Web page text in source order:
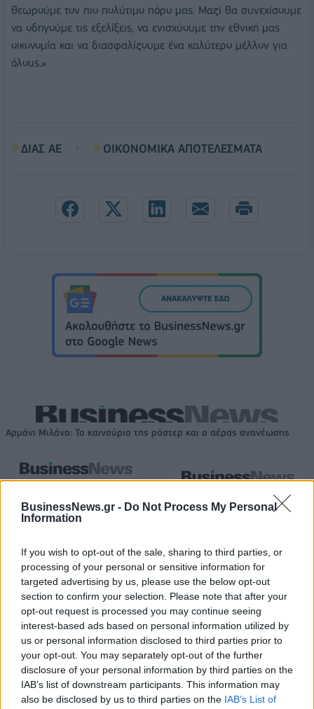
BusinessNews.gr - Do Not Process My Personal
Information
If you wish to opt-out of the sale, sharing to third parties, or
processing of your personal or sensitive information for
targeted advertising by us, please use the below opt-out
section to confirm your selection. Please note that after your
opt-out request is processed you may continue seeing
interest-based ads based on personal information utilized by
us or personal information disclosed to third parties prior to
your opt-out. You may separately opt-out of the further
disclosure of your personal information by third parties on the
IAB’s list of downstream participants. This information may
also be disclosed by us to third parties on the IAB’s List of
θεωρούμε τον πιο πολύτιμο πόρο μας. Μαζί θα συνεχίσουμε
να οδηγούμε τις εξελίξεις, να ενισχύουμε την εθνική μας
οικονομία και να διασφαλίζουμε ένα καλύτερο μέλλον για
όλους.»
ΔΙΑΣ ΑΕ ΟΙΚΟΝΟΜΙΚΑ ΑΠΟΤΕΛΕΣΜΑΤΑ
Αρμάνι Μιλάνο: Το καινούριο της ρόστερ και ο αέρας ανανέωσης
πριν από τον ημιτελικό με τη
Νορβηγία
Όμιλος ΔΕΗ: Νέα συμφωνία για
χαρτοφυλάκιο έργων ΑΠΕ άνω
Fourlis: Συμφωνία για την πώληση συμμετοχής στο Sofia South Ring
Mall έναντι 49,35 εκατ. ευρώ
Χρηματιστήριο Αθηνών:
Εβδομαδιαία άνοδος 1,76%,
κέρδη 23,31% από τις αρχές
ΣΚΑΪ: Ολοκληρώθηκε η θητεία
του Γρηγόρη Δημητριάδη - Ο
Γιάννης Αλαφούζος επιστρέφει
στη θέση του CEO